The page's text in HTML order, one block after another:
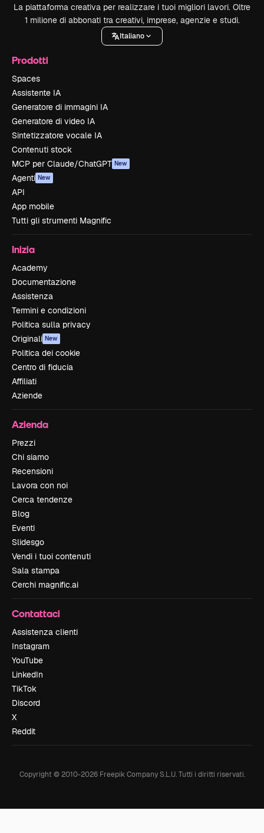
La piattaforma creativa per realizzare i tuoi migliori lavori. Oltre
1 milione di abbonati tra creativi, imprese, agenzie e studi.
Italiano
Prodotti
Spaces
Assistente IA
Generatore di immagini IA
Generatore di video IA
Sintetizzatore vocale IA
Contenuti stock
MCP per Claude/ChatGPT New
Agenti New
API
App mobile
Tutti gli strumenti Magnific
Inizia
Academy
Documentazione
Assistenza
Termini e condizioni
Politica sulla privacy
Originali New
Politica dei cookie
Centro di fiducia
Affiliati
Aziende
Azienda
Prezzi
Chi siamo
Recensioni
Lavora con noi
Cerca tendenze
Blog
Eventi
Slidesgo
Vendi i tuoi contenuti
Sala stampa
Cerchi magnific.ai
Contattaci
Assistenza clienti
Instagram
YouTube
LinkedIn
TikTok
Discord
X
Reddit
Copyright © 2010-2026Freepik Company S.L.U. Tutti i diritti riservati.